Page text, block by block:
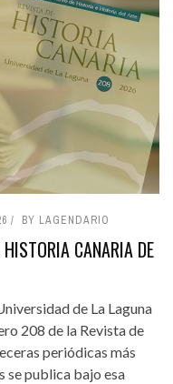
BY LAGENDARIO
CANARIA DE
de La Laguna
208 de la Revista de
periódicas más
se publica bajo esa